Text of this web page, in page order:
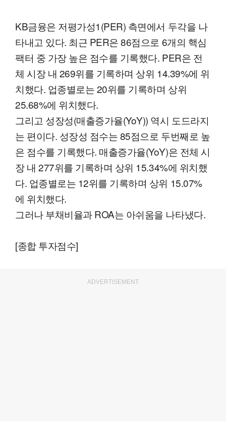
KB금융은 저평가성1(PER) 측면에서 두각을 나
타내고 있다. 최근 PER은 86점으로 6개의 핵심
팩터 중 가장 높은 점수를 기록했다. PER은 전
체 시장 내 269위를 기록하며 상위 14.39%에 위
치했다. 업종별로는 20위를 기록하며 상위
25.68%에 위치했다.
그리고 성장성(매출증가율(YoY)) 역시 도드라지
는 편이다. 성장성 점수는 85점으로 두번째로 높
은 점수를 기록했다. 매출증가율(YoY)은 전체 시
장 내 277위를 기록하며 상위 15.34%에 위치했
다. 업종별로는 12위를 기록하며 상위 15.07%
에 위치했다.
그러나 부채비율과 ROA는 아쉬움을 나타냈다.
[종합 투자점수]
ADVERTISEMENT